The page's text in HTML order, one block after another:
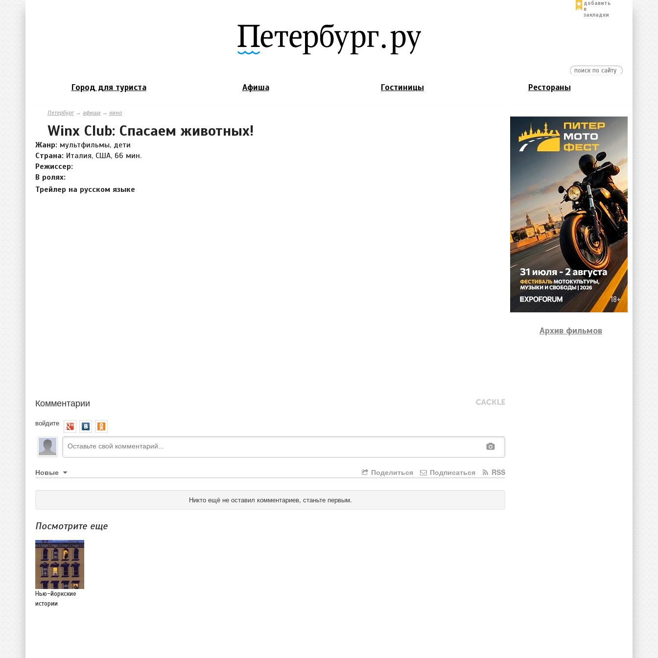
добавить
в
закладки
Город для туриста Афиша Гостиницы Рестораны
Петербург→ афиша → кино
Winx Club: Спасаем животных!
Жанр: мультфильмы, дети
Страна: Италия, США, 66 мин.
Режиссер:
В ролях:
Трейлер на русском языке
Комментарии
войдите
Новые RSS
Подписаться
Поделиться
Никто ещё не оставил комментариев, станьте первым.
Посмотрите еще
Нью-йоркские
истории
Архив фильмов